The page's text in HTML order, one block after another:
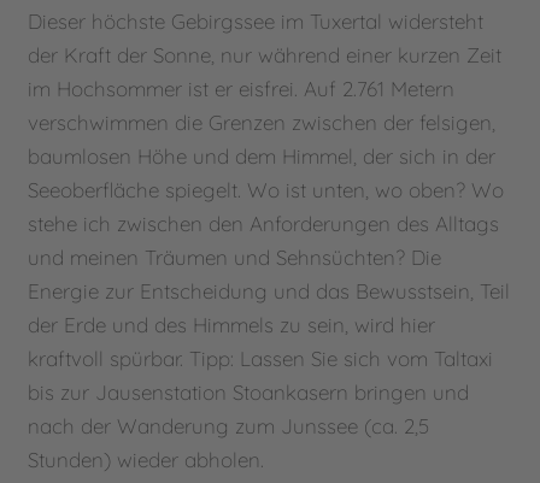
Dieser höchste Gebirgssee im Tuxertal widersteht
der Kraft der Sonne, nur während einer kurzen Zeit
im Hochsommer ist er eisfrei. Auf 2.761 Metern
verschwimmen die Grenzen zwischen der felsigen,
baumlosen Höhe und dem Himmel, der sich in der
Seeoberfläche spiegelt. Wo ist unten, wo oben? Wo
stehe ich zwischen den Anforderungen des Alltags
und meinen Träumen und Sehnsüchten? Die
Energie zur Entscheidung und das Bewusstsein, Teil
der Erde und des Himmels zu sein, wird hier
kraftvoll spürbar. Tipp: Lassen Sie sich vom Taltaxi
bis zur Jausenstation Stoankasern bringen und
nach der Wanderung zum Junssee (ca. 2,5
Stunden) wieder abholen.